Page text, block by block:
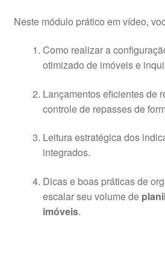
Neste módulo prático em vídeo,
Como realizar a
otimizado de imóveis e
Lançamentos eficientes de
controle de repasses de
Leitura estratégica dos
integrados.
Dicas e boas práticas de
escalar seu volume de
imóveis.